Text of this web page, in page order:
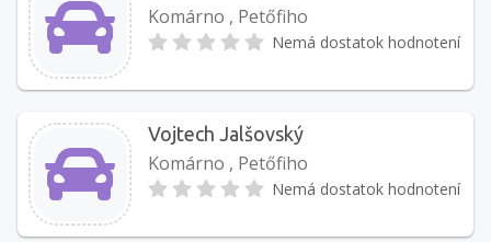
Komárno , Petőfiho
Nemá dostatok hodnotení
Vojtech Jalšovský
Komárno , Petőfiho
Nemá dostatok hodnotení